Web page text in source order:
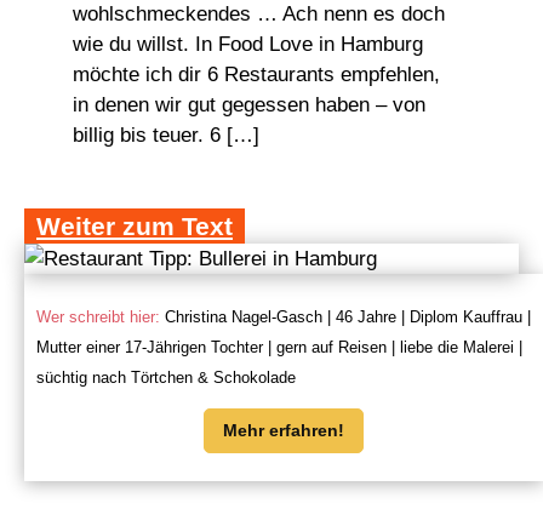
wohlschmeckendes … Ach nenn es doch
wie du willst. In Food Love in Hamburg
möchte ich dir 6 Restaurants empfehlen,
in denen wir gut gegessen haben – von
billig bis teuer. 6 […]
Weiter zum Text
Wer schreibt hier: Christina Nagel-Gasch | 46 Jahre | Diplom Kauffrau |
Mutter einer 17-Jährigen Tochter | gern auf Reisen | liebe die Malerei |
süchtig nach Törtchen & Schokolade
Mehr erfahren!